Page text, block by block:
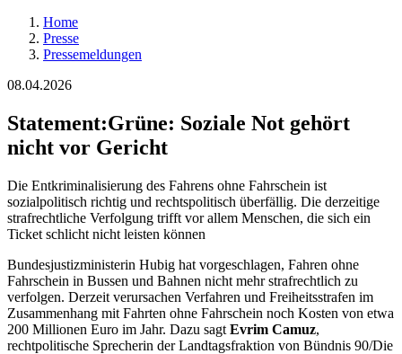
Home
Presse
Pressemeldungen
08.04.2026
Statement:Grüne: Soziale Not gehört
nicht vor Gericht
Die Entkriminalisierung des Fahrens ohne Fahrschein ist
sozialpolitisch richtig und rechtspolitisch überfällig. Die derzeitige
strafrechtliche Verfolgung trifft vor allem Menschen, die sich ein
Ticket schlicht nicht leisten können
Bundesjustizministerin Hubig hat vorgeschlagen, Fahren ohne
Fahrschein in Bussen und Bahnen nicht mehr strafrechtlich zu
verfolgen. Derzeit verursachen Verfahren und Freiheitsstrafen im
Zusammenhang mit Fahrten ohne Fahrschein noch Kosten von etwa
200 Millionen Euro im Jahr. Dazu sagt Evrim Camuz,
rechtpolitische Sprecherin der Landtagsfraktion von Bündnis 90/Die